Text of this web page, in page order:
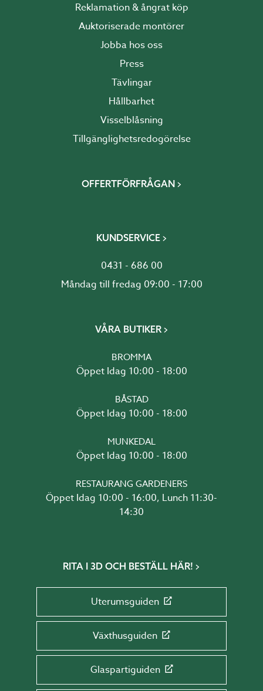
Reklamation & ångrat köp
Auktoriserade montörer
Jobba hos oss
Press
Tävlingar
Hållbarhet
Visselblåsning
Tillgänglighetsredogörelse
OFFERTFÖRFRÅGAN
KUNDSERVICE
0431 - 686 00
Måndag till fredag 09:00 - 17:00
VÅRA BUTIKER
BROMMA
Öppet Idag 10:00 - 18:00
BÅSTAD
Öppet Idag 10:00 - 18:00
MUNKEDAL
Öppet Idag 10:00 - 18:00
RESTAURANG GARDENERS
Öppet Idag 10:00 - 16:00, Lunch 11:30-
14:30
RITA I 3D OCH BESTÄLL HÄR!
Uterumsguiden
Växthusguiden
Glaspartiguiden